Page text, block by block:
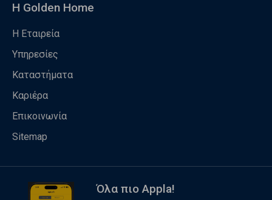
Η Golden Home
Η Εταιρεία
Υπηρεσίες
Καταστήματα
Καριέρα
Επικοινωνία
Sitemap
Όλα πιο Appla!